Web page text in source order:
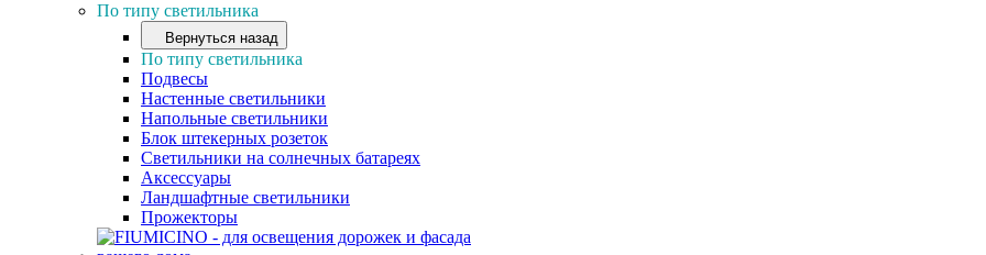
По типу светильника
Вернуться назад
По типу светильника
Подвесы
Настенные светильники
Напольные светильники
Блок штекерных розеток
Светильники на солнечных батареях
Аксессуары
Ландшафтные светильники
Прожекторы